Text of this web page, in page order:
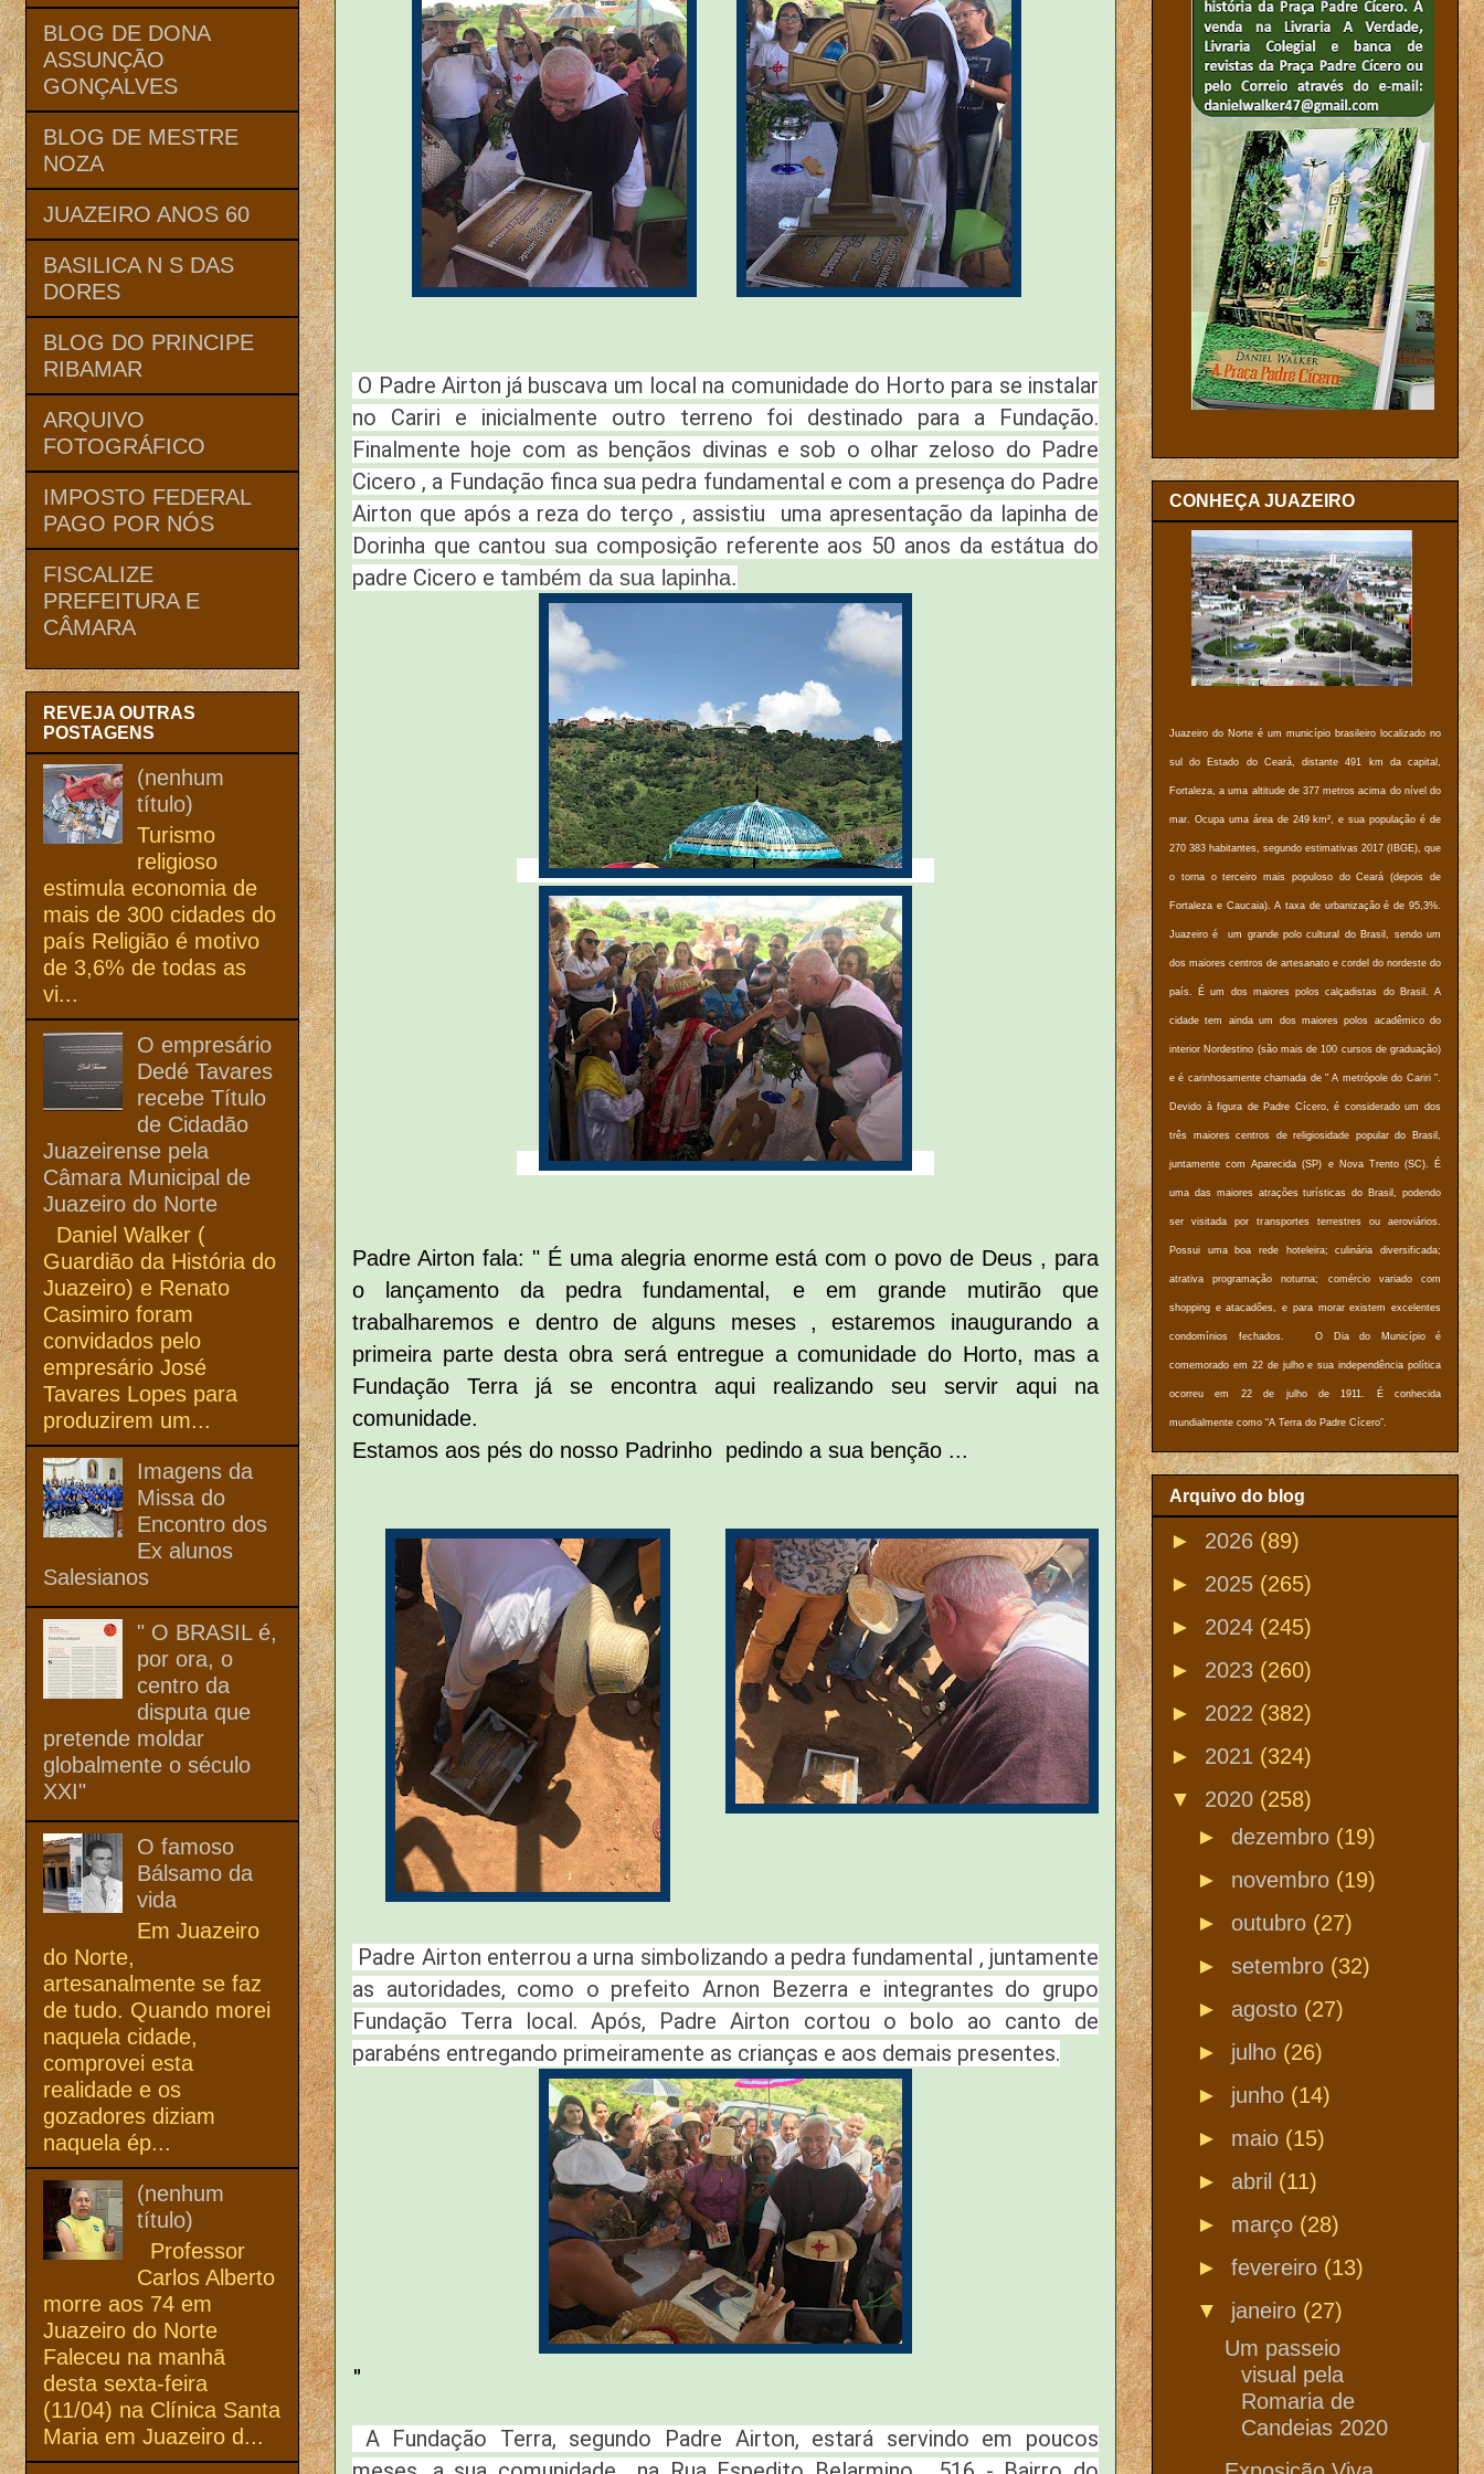
O Padre Airton já buscava um local na comunidade do Horto para se instalar
no Cariri e inicialmente outro terreno foi destinado para a Fundação.
Finalmente hoje com as bençãos divinas e sob o olhar zeloso do Padre
Cicero , a Fundação finca sua pedra fundamental e com a presença do Padre
Airton que após a reza do terço , assistiu uma apresentação da lapinha de
Dorinha que cantou sua composição referente aos 50 anos da estátua do
padre Cicero e também da sua lapinha.
Padre Airton fala: " É uma alegria enorme está com o povo de Deus , para
o lançamento da pedra fundamental, e em grande mutirão que
trabalharemos e dentro de alguns meses , estaremos inaugurando a
primeira parte desta obra será entregue a comunidade do Horto, mas a
Fundação Terra já se encontra aqui realizando seu servir aqui na
comunidade.
Estamos aos pés do nosso Padrinho pedindo a sua benção ...
Padre Airton enterrou a urna simbolizando a pedra fundamental , juntamente
as autoridades, como o prefeito Arnon Bezerra e integrantes do grupo
Fundação Terra local. Após, Padre Airton cortou o bolo ao canto de
parabéns entregando primeiramente as crianças e aos demais presentes.
"
A Fundação Terra, segundo Padre Airton, estará servindo em poucos
BLOG DE DONA
ASSUNÇÃO
GONÇALVES
BLOG DE MESTRE
NOZA
JUAZEIRO ANOS 60
BASILICA N S DAS
DORES
BLOG DO PRINCIPE
RIBAMAR
ARQUIVO
FOTOGRÁFICO
IMPOSTO FEDERAL
PAGO POR NÓS
FISCALIZE
PREFEITURA E
CÂMARA
REVEJA OUTRAS
POSTAGENS
(nenhum
título)
Turismo
religioso
estimula economia de
mais de 300 cidades do
país Religião é motivo
de 3,6% de todas as
vi...
O empresário
Dedé Tavares
recebe Título
de Cidadão
Juazeirense pela
Câmara Municipal de
Juazeiro do Norte
Daniel Walker (
Guardião da História do
Juazeiro) e Renato
Casimiro foram
convidados pelo
empresário José
Tavares Lopes para
produzirem um...
Imagens da
Missa do
Encontro dos
Ex alunos
Salesianos
" O BRASIL é,
por ora, o
centro da
disputa que
pretende moldar
globalmente o século
XXI"
O famoso
Bálsamo da
vida
Em Juazeiro
do Norte,
artesanalmente se faz
de tudo. Quando morei
naquela cidade,
comprovei esta
realidade e os
gozadores diziam
naquela ép...
(nenhum
título)
Professor
Carlos Alberto
morre aos 74 em
Juazeiro do Norte
Faleceu na manhã
desta sexta-feira
(11/04) na Clínica Santa
Maria em Juazeiro d...
CONHEÇA JUAZEIRO
Juazeiro do Norte é um município brasileiro localizado no
sul do Estado do Ceará, distante 491 km da capital,
Fortaleza, a uma altitude de 377 metros acima do nível do
mar. Ocupa uma área de 249 km², e sua população é de
270 383 habitantes, segundo estimativas 2017 (IBGE), que
o torna o terceiro mais populoso do Ceará (depois de
Fortaleza e Caucaia). A taxa de urbanização é de 95,3%.
Juazeiro é um grande polo cultural do Brasil, sendo um
dos maiores centros de artesanato e cordel do nordeste do
país. É um dos maiores polos calçadistas do Brasil. A
cidade tem ainda um dos maiores polos acadêmico do
interior Nordestino (são mais de 100 cursos de graduação)
e é carinhosamente chamada de " A metrópole do Cariri ".
Devido à figura de Padre Cícero, é considerado um dos
três maiores centros de religiosidade popular do Brasil,
juntamente com Aparecida (SP) e Nova Trento (SC). É
uma das maiores atrações turísticas do Brasil, podendo
ser visitada por transportes terrestres ou aeroviários.
Possui uma boa rede hoteleira; culinária diversificada;
atrativa programação noturna; comércio variado com
shopping e atacadões, e para morar existem excelentes
condomínios fechados. O Dia do Município é
comemorado em 22 de julho e sua independência política
ocorreu em 22 de julho de 1911. É conhecida
mundialmente como “A Terra do Padre Cícero”.
Arquivo do blog
► 2026 (89)
► 2025 (265)
► 2024 (245)
► 2023 (260)
► 2022 (382)
► 2021 (324)
▼ 2020 (258)
► dezembro (19)
► novembro (19)
► outubro (27)
► setembro (32)
► agosto (27)
► julho (26)
► junho (14)
► maio (15)
► abril (11)
► março (28)
► fevereiro (13)
▼ janeiro (27)
Um passeio
visual pela
Romaria de
Candeias 2020